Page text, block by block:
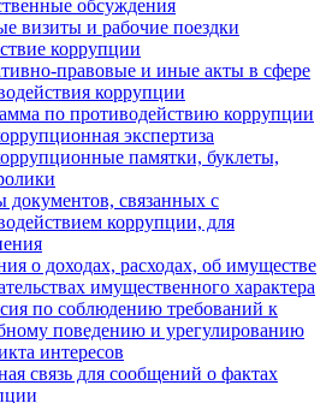
обсуждения
визиты и рабочие поездки
коррупции
правовые и иные акты в сфере
коррупции
по противодействию коррупции
экспертиза
памятки, буклеты,
связанных с
коррупции, для
о доходах, расходах, об имуществе
имущественного характера
по соблюдению требований к
поведению и урегулированию
интересов
связь для сообщений о фактах